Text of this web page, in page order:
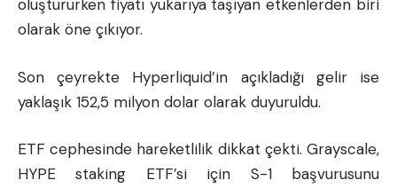
oluştururken fiyatı yukarıya taşıyan etkenlerden biri
olarak öne çıkıyor.
Son çeyrekte Hyperliquid’in açıkladığı gelir ise
yaklaşık 152,5 milyon dolar olarak duyuruldu.
ETF cephesinde hareketlilik dikkat çekti. Grayscale,
HYPE staking ETF’si için S-1 başvurusunu